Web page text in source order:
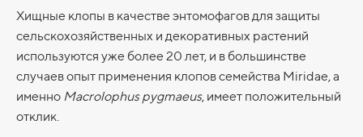
Хищные клопы в качестве энтомофагов для защиты
сельскохозяйственных и декоративных растений
используются уже более 20 лет, и в большинстве
случаев опыт применения клопов семейства Miridae, а
именно Macrolophus pygmaeus, имеет положительный
отклик.